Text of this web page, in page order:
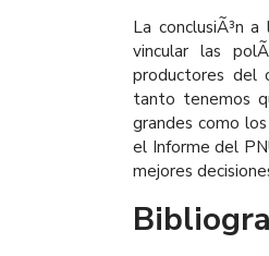
La conclusiÃ³n
vincular las
productores del
tanto tenemos
grandes como
el Informe del
mejores